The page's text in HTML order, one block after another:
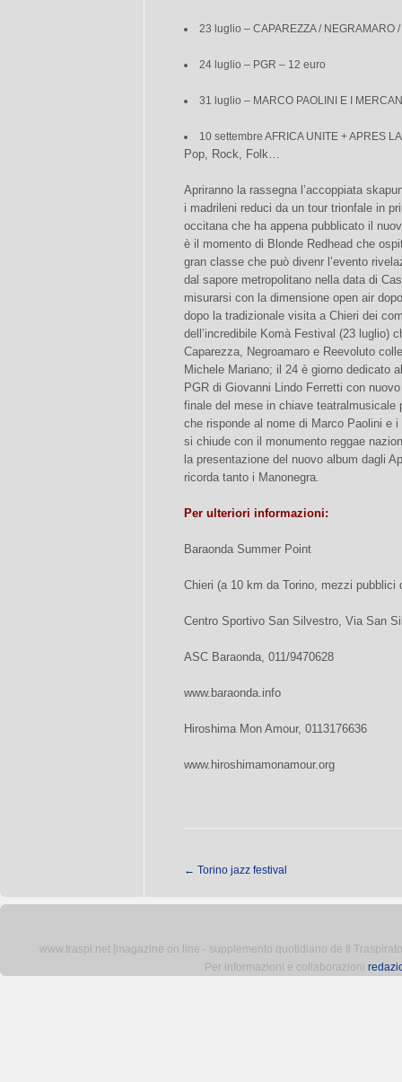
23 luglio – CAPAREZZA / NEGRAMARO
24 luglio – PGR – 12 euro
31 luglio – MARCO PAOLINI E I
10 settembre AFRICA UNITE + APRES
Pop, Rock, Folk…
Apriranno la rassegna l’accoppiata
i madrileni reduci da un tour trionfale in
occitana che ha appena pubblicato il
è il momento di Blonde Redhead che
gran classe che può divenr l’evento
dal sapore metropolitano nella data di
misurarsi con la dimensione open air
dopo la tradizionale visita a Chieri dei
dell’incredibile Komà Festival (23 luglio)
Caparezza, Negroamaro e Reevoluto
Michele Mariano; il 24 è giorno dedicato
PGR di Giovanni Lindo Ferretti con
finale del mese in chiave teatralmusicale
che risponde al nome di Marco Paolini e
si chiude con il monumento reggae
la presentazione del nuovo album dagli
ricorda tanto i Manonegra.
Per ulteriori informazioni:
Baraonda Summer Point
Chieri (a 10 km da Torino, mezzi
Centro Sportivo San Silvestro, Via San
ASC Baraonda, 011/9470628
www.baraonda.info
Hiroshima Mon Amour, 0113176636
www.hiroshimamonamour.org
← Torino jazz festival
www.traspi.net [magazine on line - supplemento quotidiano de Il
Per informazioni e collaborazioni